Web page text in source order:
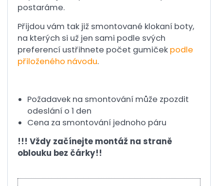
postaráme.
Přijdou vám tak již smontované klokaní boty,
na kterých si už jen sami podle svých
preferencí ustřihnete počet gumiček podle
přiloženého návodu.
Požadavek na smontování může zpozdit
odeslání o 1 den
Cena za smontování jednoho páru
!!! Vždy začínejte montáž na straně
oblouku bez čárky!!